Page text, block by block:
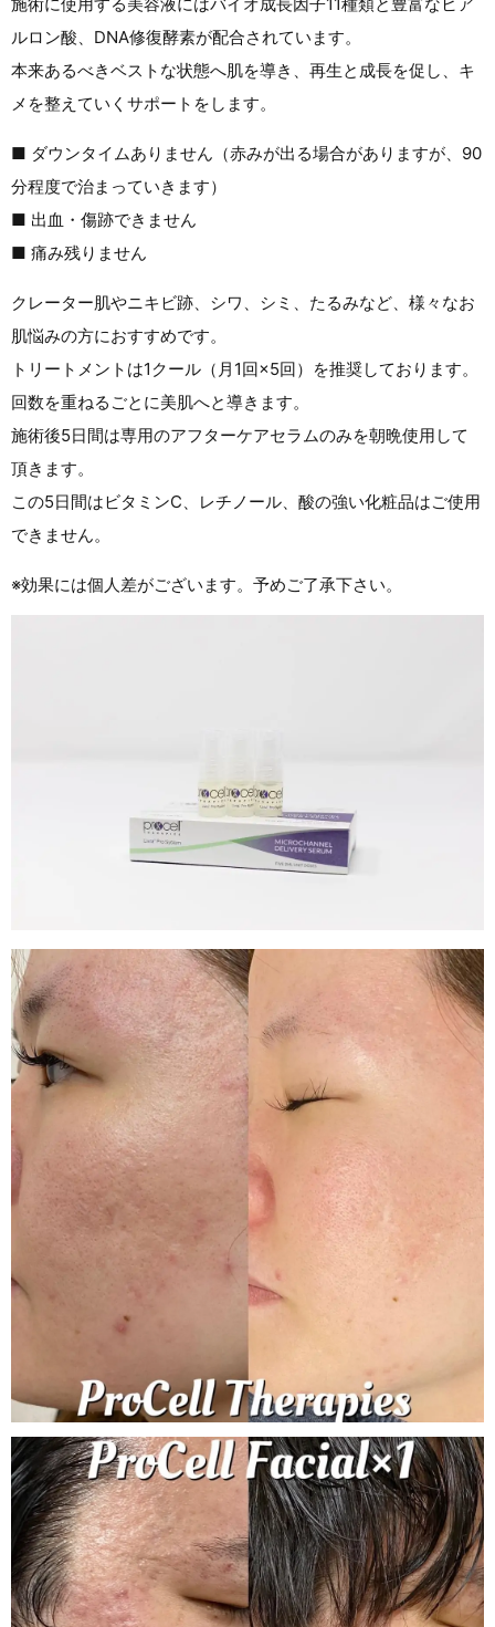
ルロン酸、DNA修復酵素が配合されています。
本来あるべきベストな状態へ肌を導き、再生と成長を促し、キ
メを整えていくサポートをします。
■ ダウンタイムありません（赤みが出る場合がありますが、90
分程度で治まっていきます）
■ 出血・傷跡できません
■ 痛み残りません
クレーター肌やニキビ跡、シワ、シミ、たるみなど、様々なお
肌悩みの方におすすめです。
トリートメントは1クール（月1回×5回）を推奨しております。
回数を重ねるごとに美肌へと導きます。
施術後5日間は専用のアフターケアセラムのみを朝晩使用して
頂きます。
この5日間はビタミンC、レチノール、酸の強い化粧品はご使用
できません。
※効果には個人差がございます。予めご了承下さい。